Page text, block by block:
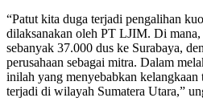
“Patut kita duga terjadi pengalihan
dilaksanakan oleh PT LJIM. Di
sebanyak 37.000 dus ke Surabaya,
perusahaan sebagai mitra. Dalam
inilah yang menyebabkan
terjadi di wilayah Sumatera Utara,”